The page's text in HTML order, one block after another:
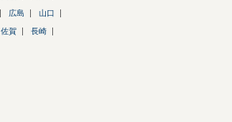
広島 山口
佐賀 長崎